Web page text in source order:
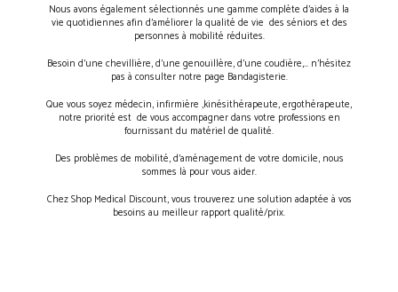
Nous avons également sélectionnés une gamme complète d’aides à la
vie quotidiennes afin d’améliorer la qualité de vie des séniors et des
personnes à mobilité réduites.
Besoin d’une chevillière, d’une genouillère, d’une coudière,… n’hésitez
pas à consulter notre page Bandagisterie.
Que vous soyez médecin, infirmière ,kinésithérapeute, ergothérapeute,
notre priorité est de vous accompagner dans votre professions en
fournissant du matériel de qualité.
Des problèmes de mobilité, d’aménagement de votre domicile, nous
sommes là pour vous aider.
Chez Shop Medical Discount, vous trouverez une solution adaptée à vos
besoins au meilleur rapport qualité/prix.